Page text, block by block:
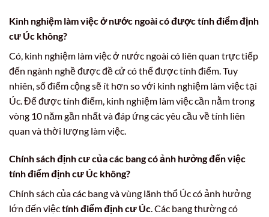
Kinh nghiệm làm việc ở nước ngoài có được tính điểm định
cư Úc không?
Có, kinh nghiệm làm việc ở nước ngoài có liên quan trực tiếp
đến ngành nghề được đề cử có thể được tính điểm. Tuy
nhiên, số điểm cộng sẽ ít hơn so với kinh nghiệm làm việc tại
Úc. Để được tính điểm, kinh nghiệm làm việc cần nằm trong
vòng 10 năm gần nhất và đáp ứng các yêu cầu về tính liên
quan và thời lượng làm việc.
Chính sách định cư của các bang có ảnh hưởng đến việc
tính điểm định cư Úc không?
Chính sách của các bang và vùng lãnh thổ Úc có ảnh hưởng
lớn đến việctính điểm định cư Úc. Các bang thường có